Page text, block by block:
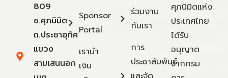
809
ซ.ศุภนิมิต
ถ.ประชาอุทิศ
แขวง
สามเสนนอก
Sponsor
Portal
เรานำ
เงิน
ร่วมงาน
กับเรา
การ
ประชาสัมพันธ์
ศุภนิมิตแห่ง
ประเทศไทย
ได้รับ
อนุญาต
จากกรม